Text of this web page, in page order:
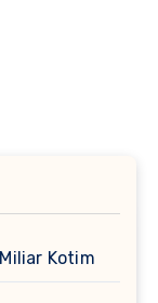
Kotim